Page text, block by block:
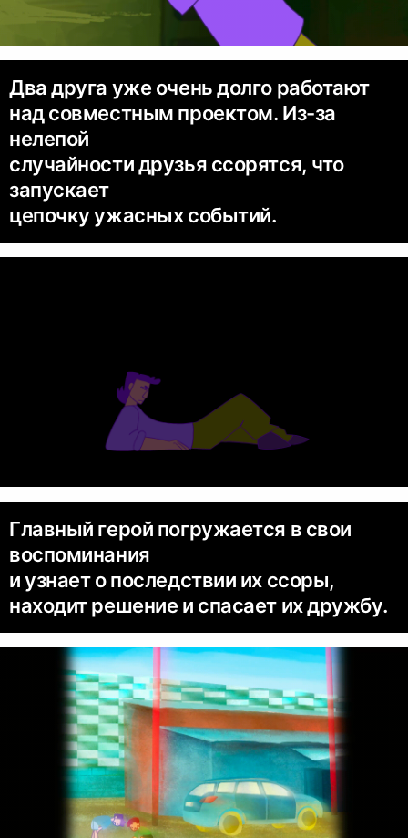
Два друга уже очень долго работают
над совместным проектом. Из-за
нелепой
случайности друзья ссорятся, что
запускает
цепочку ужасных событий.
Главный герой погружается в свои
воспоминания
и узнает о последствии их ссоры,
находит решение и спасает их дружбу.